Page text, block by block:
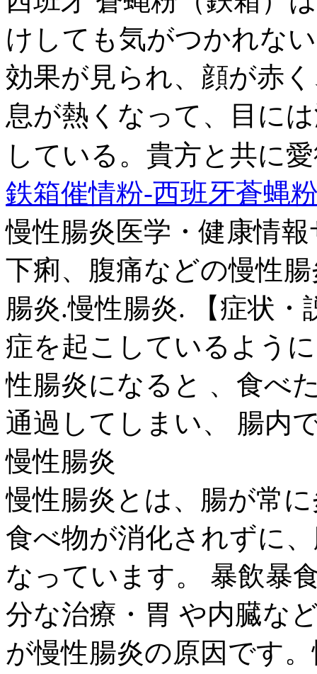
けしても気がつかれな
効果が見られ、顔が赤
息が熱くなって、目に
している。貴方と共に
鉄箱催情粉-西班牙蒼蝿
慢性腸炎医学・健康情報
下痢、腹痛などの慢性
腸炎.慢性腸炎. 【症状
症を起こしているよう
性腸炎になると 、食べ
通過してしまい、 腸内
慢性腸炎
慢性腸炎とは、腸が常
食べ物が消化されずに
なっています。 暴飲暴
分な治療・胃 や内臓な
が慢性腸炎の原因です